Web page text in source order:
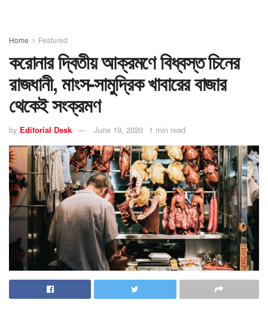
Home Featured
করোনার দ্বিতীয় আক্রমণে বিধ্বস্ত চিনের
রাজধানী, মাংস-সামুদ্রিক খাবারের বাজার
থেকেই সংক্রমণ
by Editorial Desk June 19, 2020 1 min read